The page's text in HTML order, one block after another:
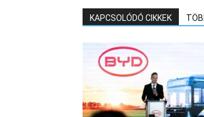
KAPCSOLÓDÓ CIKKEK